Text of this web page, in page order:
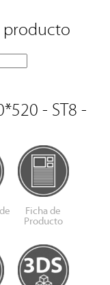
producto
- ST8 -
Ficha de
Producto